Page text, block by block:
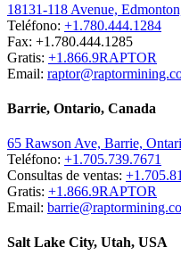
18131-118 Avenue,
Teléfono: +1.780.444.1284
Fax: +1.780.444.1285
Gratis: +1.866.9RAPTOR
Email:
Barrie, Ontario, Canada
65 Rawson Ave, Barrie,
Teléfono: +1.705.739.7671
Consultas de ventas:
Gratis: +1.866.9RAPTOR
Email:
Salt Lake City, Utah, USA